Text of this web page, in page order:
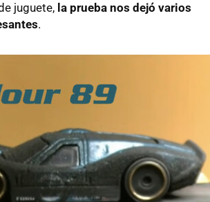
juguete, la prueba nos dejó varios
.